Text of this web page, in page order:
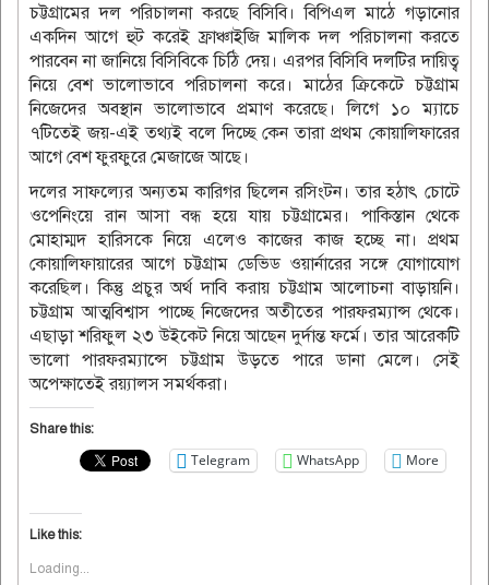
চট্টগ্রামের দল পরিচালনা করছে বিসিবি। বিপিএল মাঠে গড়ানোর
একদিন আগে হুট করেই ফ্রাঞ্চাইজি মালিক দল পরিচালনা করতে
পারবেন না জানিয়ে বিসিবিকে চিঠি দেয়। এরপর বিসিবি দলটির দায়িত্ব
নিয়ে বেশ ভালোভাবে পরিচালনা করে। মাঠের ক্রিকেটে চট্টগ্রাম
নিজেদের অবস্থান ভালোভাবে প্রমাণ করেছে। লিগে ১০ ম‌্যাচে
৭টিতেই জয়-এই তথ‌্যই বলে দিচ্ছে কেন তারা প্রথম কোয়ালিফারের
আগে বেশ ফুরফুরে মেজাজে আছে।
দলের সাফল্যের অন‌্যতম কারিগর ছিলেন রসিংটন। তার হঠাৎ চোটে
ওপেনিংয়ে রান আসা বন্ধ হয়ে যায় চট্টগ্রামের। পাকিস্তান থেকে
মোহাম্মদ হারিসকে নিয়ে এলেও কাজের কাজ হচ্ছে না। প্রথম
কোয়ালিফায়ারের আগে চট্টগ্রাম ডেভিড ওয়ার্নারের সঙ্গে যোগাযোগ
করেছিল। কিন্তু প্রচুর অর্থ দাবি করায় চট্টগ্রাম আলোচনা বাড়ায়নি।
চট্টগ্রাম আত্মবিশ্বাস পাচ্ছে নিজেদের অতীতের পারফরম‌্যান্স থেকে।
এছাড়া শরিফুল ২৩ উইকেট নিয়ে আছেন দুর্দান্ত ফর্মে। তার আরেকটি
ভালো পারফরম‌্যান্সে চট্টগ্রাম উড়তে পারে ডানা মেলে। সেই
অপেক্ষাতেই রয়‌্যালস সমর্থকরা।
Share this:
Telegram WhatsApp More
Like this:
Loading...